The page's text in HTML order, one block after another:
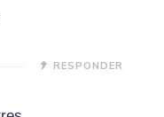
RESPONDER